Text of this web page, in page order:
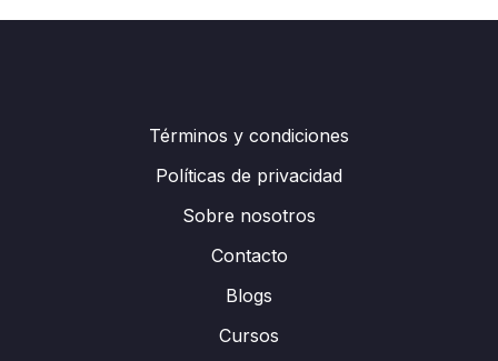
Términos y condiciones
Políticas de privacidad
Sobre nosotros
Contacto
Blogs
Cursos